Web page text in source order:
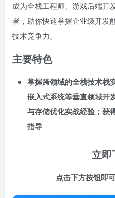
成为全栈工程师、游戏后端开
者，助你快速掌握企业级开发
技术竞争力。
主要特色
掌握跨领域的全栈技术栈
嵌入式系统等垂直领域开
与存储优化实战经验；获
指导
立即
点击下方按钮即